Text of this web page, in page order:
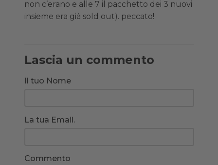
non c’erano e alle 7 il pacchetto dei 3 nuovi
insieme era già sold out). peccato!
Lascia un commento
Il tuo Nome
La tua Email.
Commento